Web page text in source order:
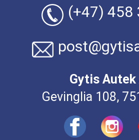
(+47) 458
Gytis Autek
Gevinglia 108,